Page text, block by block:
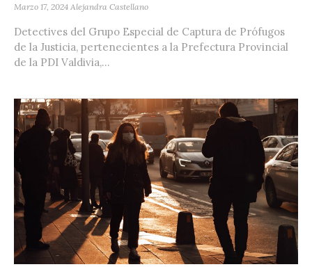
Marzo 17, 2024 Alejandra Castellano
Detectives del Grupo Especial de Captura de Prófugos
de la Justicia, pertenecientes a la Prefectura Provincial
de la PDI Valdivia,...